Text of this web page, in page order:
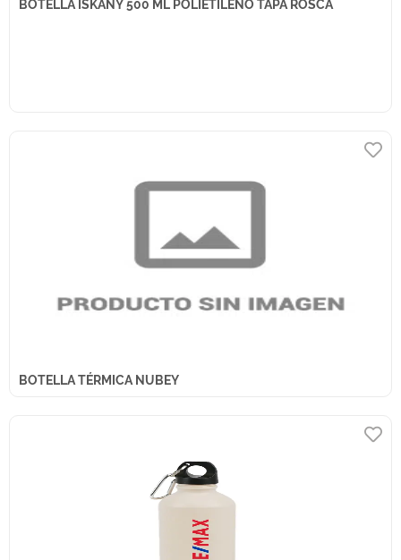
BOTELLA ISKANY 500 ML POLIETILENO TAPA ROSCA
BOTELLA TÉRMICA NUBEY